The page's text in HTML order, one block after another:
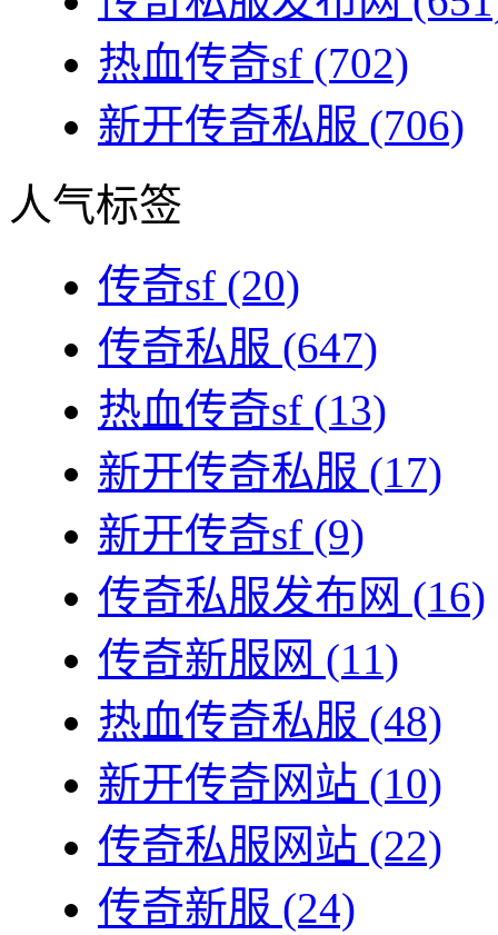
热血传奇sf (702)
新开传奇私服 (706)
人气标签
传奇sf (20)
传奇私服 (647)
热血传奇sf (13)
新开传奇私服 (17)
新开传奇sf (9)
传奇私服发布网 (16)
传奇新服网 (11)
热血传奇私服 (48)
新开传奇网站 (10)
传奇私服网站 (22)
传奇新服 (24)